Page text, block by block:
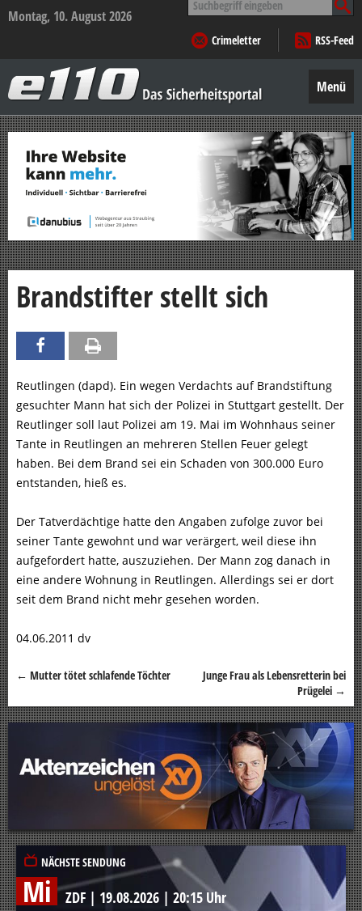
Montag, 10. August 2026
nach:
Crimeletter
RSS-Feed
–
Das
Sicherheitsportal
Menü
Zum
Inhalt
springen
Brandstifter stellt sich
Reutlingen (dapd). Ein wegen Verdachts auf Brandstiftung
gesuchter Mann hat sich der Polizei in Stuttgart gestellt. Der
Reutlinger soll laut Polizei am 19. Mai im Wohnhaus seiner
Tante in Reutlingen an mehreren Stellen Feuer gelegt
haben. Bei dem Brand sei ein Schaden von 300.000 Euro
entstanden, hieß es.
Der Tatverdächtige hatte den Angaben zufolge zuvor bei
seiner Tante gewohnt und war verärgert, weil diese ihn
aufgefordert hatte, auszuziehen. Der Mann zog danach in
eine andere Wohnung in Reutlingen. Allerdings sei er dort
seit dem Brand nicht mehr gesehen worden.
04.06.2011 dv
Beitragsnavigation
← Mutter tötet schlafende Töchter
Junge Frau als Lebensretterin bei
Prügelei →
NÄCHSTE SENDUNG
Mi ZDF | 19.08.2026 | 20:15 Uhr